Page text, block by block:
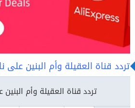
تردد قناة العقيلة وأم البنين على
تردد قناة العقيلة وأم البنين